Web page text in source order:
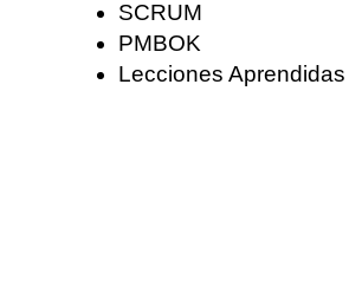
SCRUM
PMBOK
Lecciones Aprendidas